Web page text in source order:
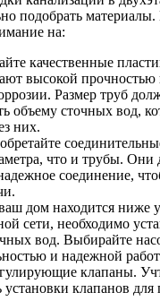
подобрать
на:
качественные
высокой прочностью
Размер труб
объему сточных вод,
них.
что и трубы.
соединение,
дом находится ниже
сети, необходимо
вод. Выбирайте
и надежной
клапаны.
установки клапанов